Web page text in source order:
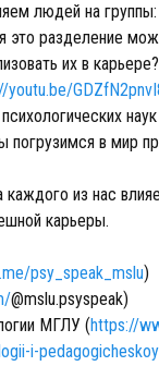
людей на группы:
это разделение
их в карьере?
youtu.be/
погрузимся в мир
из нас
карьеры.
psy_speak_mslu)
@mslu.psyspeak)
МГЛУ (https://
i-